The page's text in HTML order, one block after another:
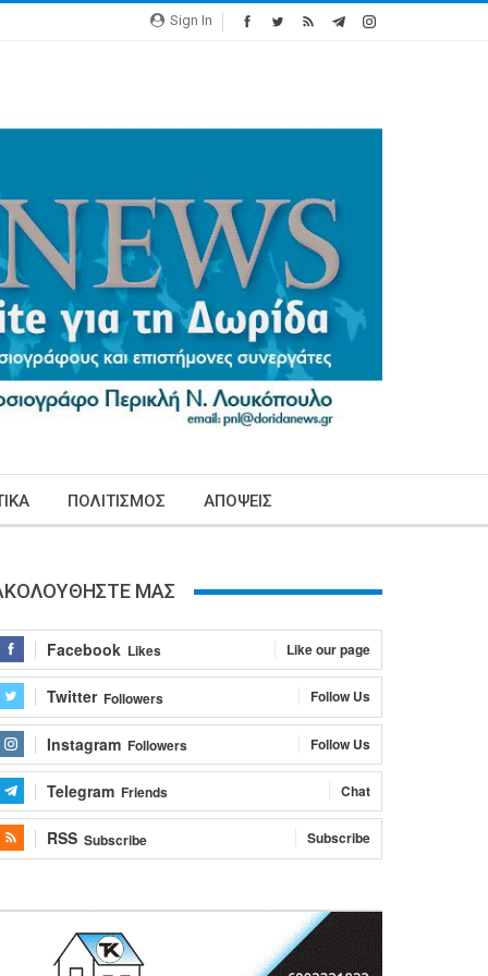
Sign In
ΠΟΛΙΤΙΣΜΟΣ ΑΠΟΨΕΙΣ
ΜΑΣ
Facebook Likes Like our page
Twitter Followers Follow Us
Instagram Followers Follow Us
Telegram Friends Chat
RSS Subscribe Subscribe